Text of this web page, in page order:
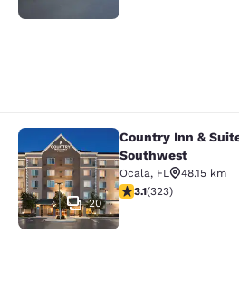
Country Inn &
20
Country Inn &
Southwest
Ocala, FL
48.15 km
3.09-Sterne-
3.1(323)